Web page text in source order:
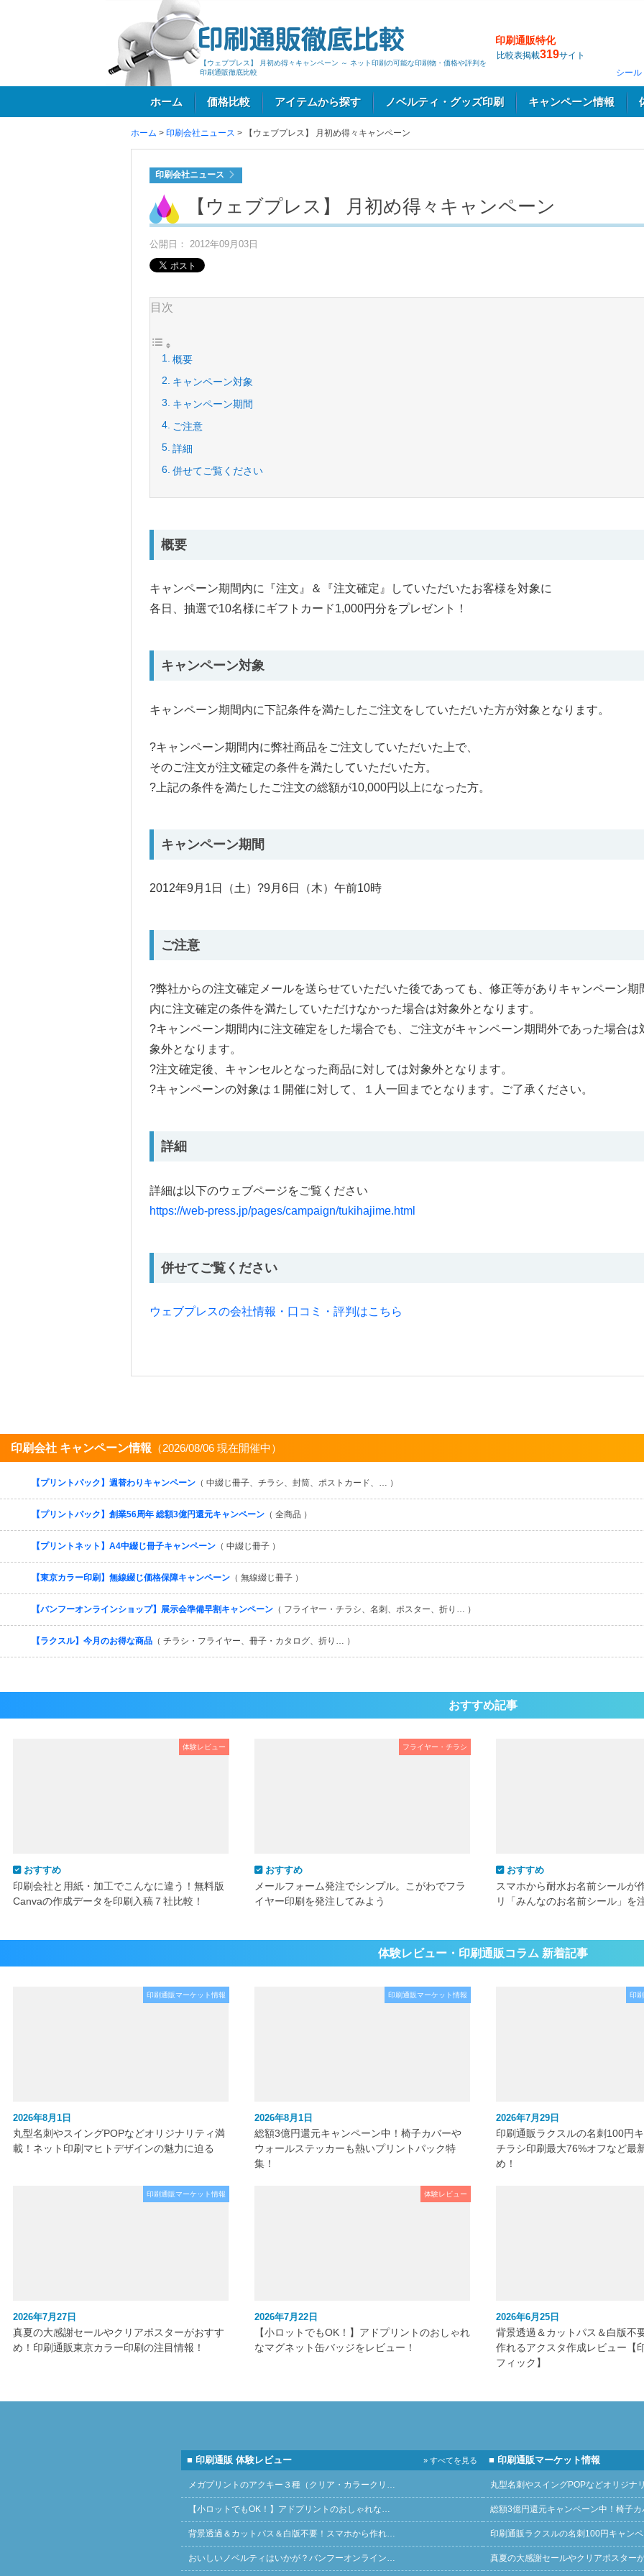
【ウェブプレス】 月初め得々キャンペーン ～ ネット印刷の可能な印刷物・価格や評判を
印刷通販徹底比較
印刷通販特化
比較表掲載319サイト
シール
ホーム 価格比較 アイテムから探す ノベルティ・グッズ印刷 キャンペーン情報
ホーム > 印刷会社ニュース > 【ウェブプレス】 月初め得々キャンペーン
印刷会社ニュース
【ウェブプレス】 月初め得々キャンペーン
公開日： 2012年09月03日
目次
概要
キャンペーン対象
キャンペーン期間
ご注意
詳細
併せてご覧ください
概要
キャンペーン期間内に『注文』＆『注文確定』していただいたお客様を対象に
各日、抽選で10名様にギフトカード1,000円分をプレゼント！
キャンペーン対象
キャンペーン期間内に下記条件を満たしたご注文をしていただいた方が対象となります。
?キャンペーン期間内に弊社商品をご注文していただいた上で、
そのご注文が注文確定の条件を満たしていただいた方。
?上記の条件を満たしたご注文の総額が10,000円以上になった方。
キャンペーン期間
2012年9月1日（土）?9月6日（木）午前10時
ご注意
?弊社からの注文確定メールを送らせていただいた後であっても、修正等がありキャンペーン期
内に注文確定の条件を満たしていただけなかった場合は対象外となります。
?キャンペーン期間内に注文確定をした場合でも、ご注文がキャンペーン期間外であった場合は
象外となります。
?注文確定後、キャンセルとなった商品に対しては対象外となります。
?キャンペーンの対象は１開催に対して、１人一回までとなります。ご了承ください。
詳細
詳細は以下のウェブページをご覧ください
https://web-press.jp/pages/campaign/tukihajime.html
併せてご覧ください
ウェブプレスの会社情報・口コミ・評判はこちら
印刷会社 キャンペーン情報 （2026/08/06 現在開催中）
【プリントパック】週替わりキャンペーン （ 中綴じ冊子、チラシ、封筒、ポストカード、… ）
【プリントパック】創業56周年 総額3億円還元キャンペーン （ 全商品 ）
【プリントネット】A4中綴じ冊子キャンペーン （ 中綴じ冊子 ）
【東京カラー印刷】無線綴じ価格保障キャンペーン （ 無線綴じ冊子 ）
【バンフーオンラインショップ】展示会準備早割キャンペーン （ フライヤー・チラシ、名刺、ポスター、折り… ）
【ラクスル】今月のお得な商品 （ チラシ・フライヤー、冊子・カタログ、折り… ）
おすすめ記事
体験レビュー
おすすめ
印刷会社と用紙・加工でこんなに違う！無料版
Canvaの作成データを印刷入稿７社比較！
フライヤー・チラシ
おすすめ
メールフォーム発注でシンプル。こがわでフラ
イヤー印刷を発注してみよう
おすすめ
スマホから耐水お名前シールが
リ「みんなのお名前シール」を
体験レビュー・印刷通販コラム 新着記事
印刷通販マーケット情報
2026年8月1日
丸型名刺やスイングPOPなどオリジナリティ満
載！ネット印刷マヒトデザインの魅力に迫る
印刷通販マーケット情報
2026年8月1日
総額3億円還元キャンペーン中！椅子カバーや
ウォールステッカーも熱いプリントパック特
集！
印
2026年7月29日
印刷通販ラクスルの名刺100円
チラシ印刷最大76%オフなど最
め！
印刷通販マーケット情報
2026年7月27日
真夏の大感謝セールやクリアポスターがおすす
め！印刷通販東京カラー印刷の注目情報！
体験レビュー
2026年7月22日
【小ロットでもOK！】アドプリントのおしゃれ
なマグネット缶バッジをレビュー！
2026年6月25日
背景透過＆カットパス＆白版不
作れるアクスタ作成レビュー【
フィック】
■ 印刷通販 体験レビュー » すべてを見る
メガプリントのアクキー３種（クリア・カラークリ…
【小ロットでもOK！】アドプリントのおしゃれな…
背景透過＆カットパス＆白版不要！スマホから作れ…
おいしいノベルティはいかが？バンフーオンライン…
■ 印刷通販マーケット情報
丸型名刺やスイングPOPなどオリジナ
総額3億円還元キャンペーン中！椅子
印刷通販ラクスルの名刺100円キャン
真夏の大感謝セールやクリアポスター